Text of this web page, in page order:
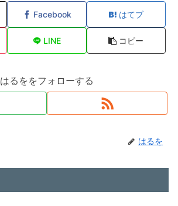
Facebook はてブ
LINE コピー
はるををフォローする
はるを